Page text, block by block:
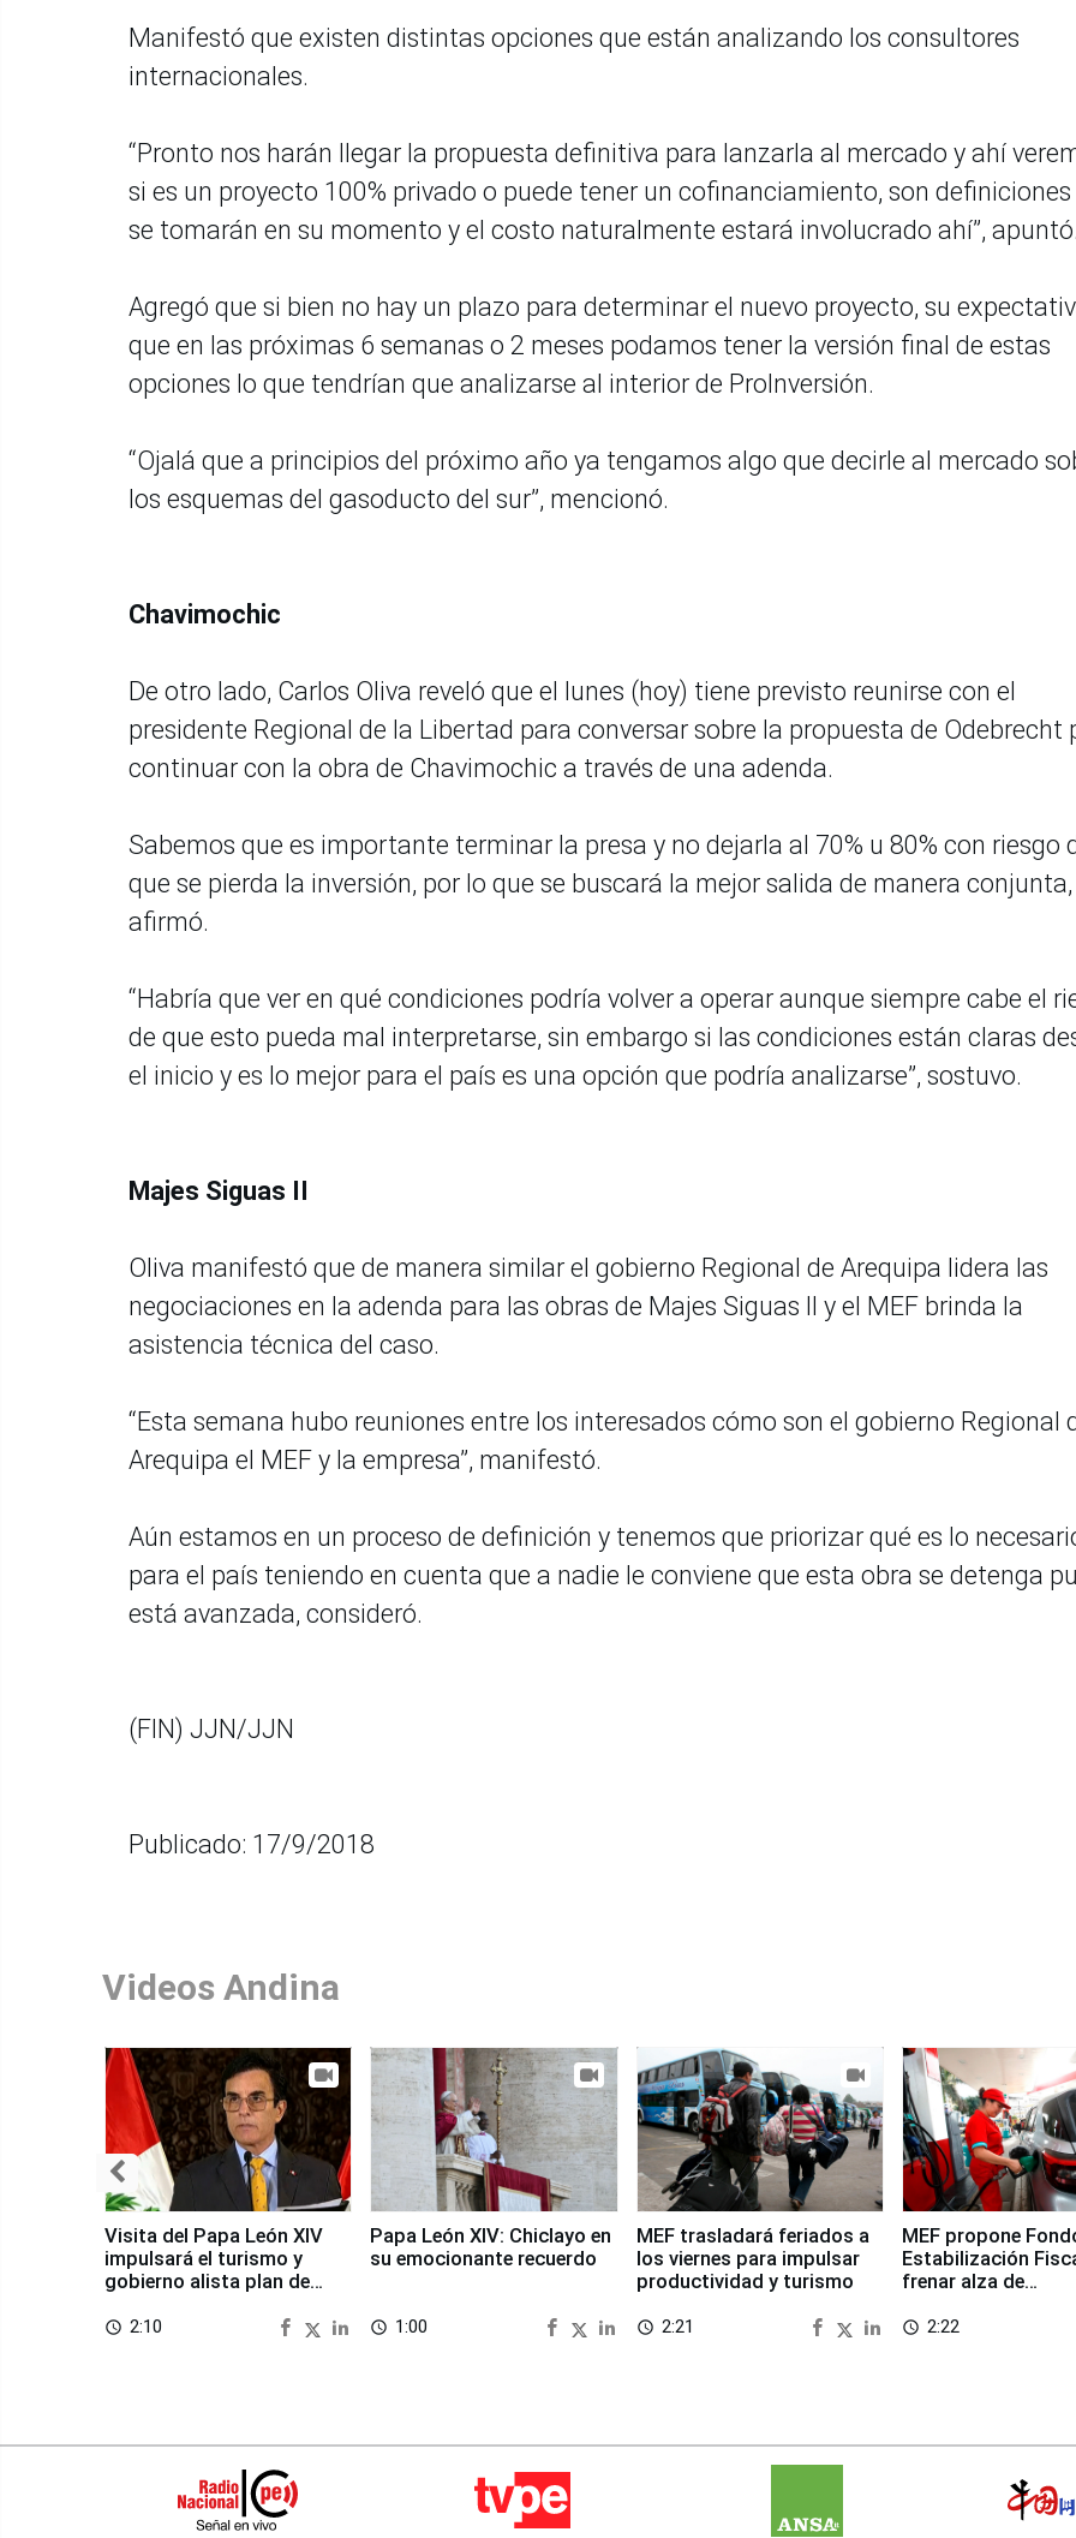
Manifestó que existen distintas opciones que están analizando los consultores
internacionales.
“Pronto nos harán llegar la propuesta definitiva para lanzarla al mercado y ahí
si es un proyecto 100% privado o puede tener un cofinanciamiento, son definiciones
se tomarán en su momento y el costo naturalmente estará involucrado ahí”, apuntó.
Agregó que si bien no hay un plazo para determinar el nuevo proyecto, su
que en las próximas 6 semanas o 2 meses podamos tener la versión final de estas
opciones lo que tendrían que analizarse al interior de ProInversión.
“Ojalá que a principios del próximo año ya tengamos algo que decirle al mercado
los esquemas del gasoducto del sur”, mencionó.
Chavimochic
De otro lado, Carlos Oliva reveló que el lunes (hoy) tiene previsto reunirse con el
presidente Regional de la Libertad para conversar sobre la propuesta de Odebrecht
continuar con la obra de Chavimochic a través de una adenda.
Sabemos que es importante terminar la presa y no dejarla al 70% u 80% con riesgo
que se pierda la inversión, por lo que se buscará la mejor salida de manera conjunta,
afirmó.
“Habría que ver en qué condiciones podría volver a operar aunque siempre cabe el
de que esto pueda mal interpretarse, sin embargo si las condiciones están claras
el inicio y es lo mejor para el país es una opción que podría analizarse”, sostuvo.
Majes Siguas II
Oliva manifestó que de manera similar el gobierno Regional de Arequipa lidera las
negociaciones en la adenda para las obras de Majes Siguas II y el MEF brinda la
asistencia técnica del caso.
“Esta semana hubo reuniones entre los interesados cómo son el gobierno Regional
Arequipa el MEF y la empresa”, manifestó.
Aún estamos en un proceso de definición y tenemos que priorizar qué es lo
para el país teniendo en cuenta que a nadie le conviene que esta obra se detenga
está avanzada, consideró.
(FIN) JJN/JJN
Publicado: 17/9/2018
Videos Andina
Visita del Papa León XIV
impulsará el turismo y
gobierno alista plan de
access_time 2:10
Papa León XIV: Chiclayo en
su emocionante recuerdo
access_time 1:00
MEF trasladará feriados a
los viernes para impulsar
productividad y turismo
access_time 2:21
MEF propone
Estabilización
frenar alza de
access_time 2:22